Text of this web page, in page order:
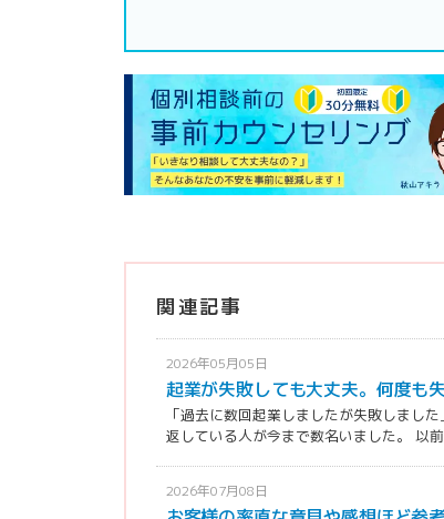
関連記事
2026年05月05日
起業が失敗しても大丈夫。何度も
「過去に数回起業しましたが失敗しまし
返している人が今まで数名いました。 以
2026年07月08日